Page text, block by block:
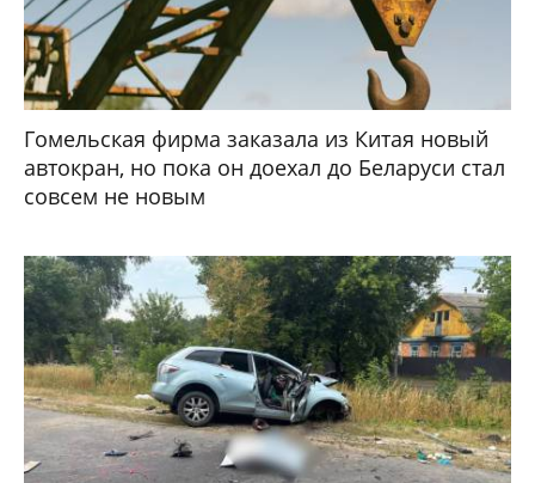
Гомельская фирма заказала из Китая новый
автокран, но пока он доехал до Беларуси стал
совсем не новым